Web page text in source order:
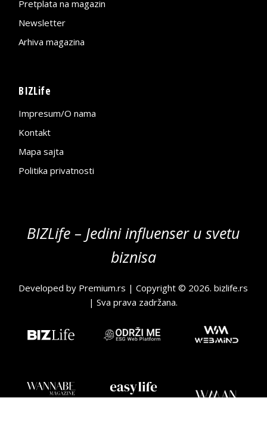
Pretplata na magazin
Newsletter
Arhiva magazina
BIZLife
Impresum/O nama
Kontakt
Mapa sajta
Politika privatnosti
BIZLife – Jedini influenser u svetu
biznisa
Developed by Premium.rs | Copyright © 2026.bizlife.rs
| Sva prava zadržana.